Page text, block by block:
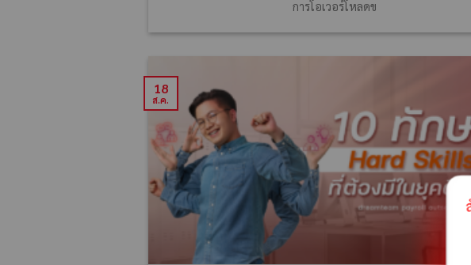
การโอเวอร์โหลดข
18
ส.ค.